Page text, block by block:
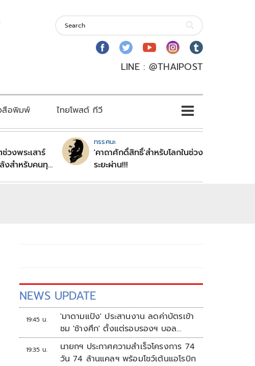
LINE : @THAIPOST
สือพิมพ์ ไทยโพสต์ ทีวี
วงพระเสาร์
งสำหรับคนทุก
ทรรศนะ
'คาถาศักดิ์สิทธิ์'สำหรับโลกในช่วง
ระยะผ่าน!!!
NEWS UPDATE
19:45 น.
'มาดามแป้ง' ประสานงาน ลดค่าบัตรเข้า
ชม 'ช้างศึก' ตั้งแต่รอบรองฯ บอล
อาเซียน
19:35 น.
นายกฯ ประกาศความสำเร็จโครงการ 74
วัน 74 ล้านแคลฯ พร้อมโชว์เต้นแอโรบิก